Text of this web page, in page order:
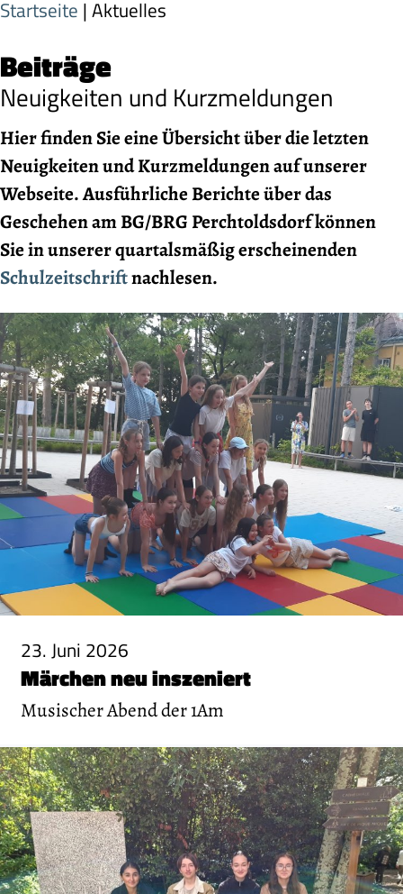
Startseite | Aktuelles
Beiträge
Neuigkeiten und Kurzmeldungen
Hier finden Sie eine Übersicht über die letzten
Neuigkeiten und Kurzmeldungen auf unserer
Webseite. Ausführliche Berichte über das
Geschehen am BG/BRG Perchtoldsdorf können
Sie in unserer quartalsmäßig erscheinenden
Schulzeitschriftnachlesen.
23. Juni 2026
Märchen neu inszeniert
Musischer Abend der 1Am